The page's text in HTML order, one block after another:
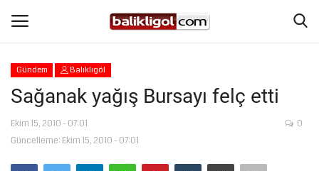
Giriş Yap
Anasayfa
Köşe Yazıları
Gündem Balıklıgöl
Sağanak yağış Bursayı felç etti
Ekim 15, 2010 - 07:01
Güncelleme: Ekim 15, 2010 - 07:01
0